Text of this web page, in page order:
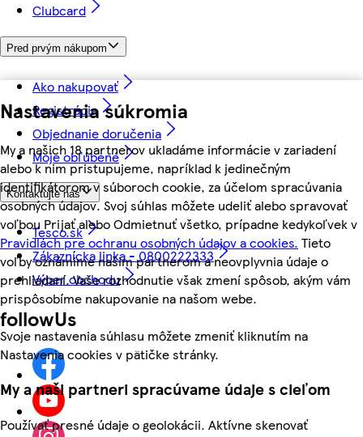
Nastavenia súkromia
My a našich 18 partnerov ukladáme informácie v zariadení
alebo k nim pristupujeme, napríklad k jedinečným
identifikátorom v súboroch cookie, za účelom spracúvania
osobných údajov. Svoj súhlas môžete udeliť alebo spravovať
voľbou Prijať alebo Odmietnuť všetko, prípadne kedykoľvek v
Pravidlách pre ochranu osobných údajov a cookies. Tieto
voľby oznámime našim partnerom a neovplyvnia údaje o
prehliadaní. Vaše rozhodnutie však zmení spôsob, akým vám
prispôsobíme nakupovanie na našom webe.
Svoje nastavenia súhlasu môžete zmeniť kliknutím na
Nastavenia cookies v pätičke stránky.
My a naši partneri spracúvame údaje s cieľom
Používať presné údaje o geolokácii. Aktívne skenovať
Clubcard
Pred prvým nákupom
Ako nakupovať
Registrácia
Objednanie doručenia
Moje obľúbené
Kontaktujte nás
Tesco.sk
Zákaznícka linka - 0800222333
Výber obchodu
followUs